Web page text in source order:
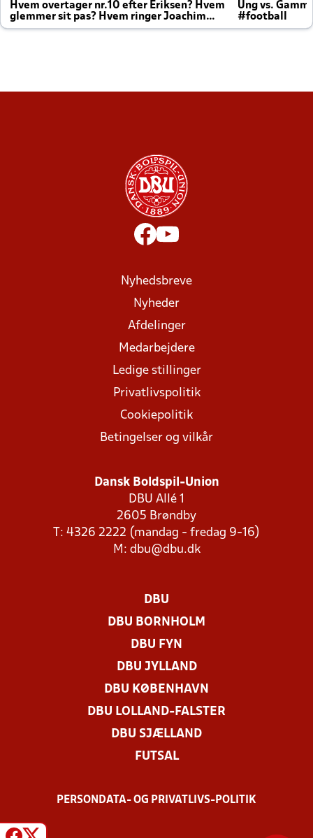
Hvem overtager nr.10 efter Eriksen? Hvem
glemmer sit pas? Hvem ringer Joachim
altid til efter kampe?
Ung vs.
#football
Nyhedsbreve
Nyheder
Afdelinger
Medarbejdere
Ledige stillinger
Privatlivspolitik
Cookiepolitik
Betingelser og vilkår
Dansk Boldspil-Union
DBU Allé 1
2605 Brøndby
T: 4326 2222 (mandag - fredag 9-16)
M: dbu@dbu.dk
DBU
DBU BORNHOLM
DBU FYN
DBU JYLLAND
DBU KØBENHAVN
DBU LOLLAND-FALSTER
DBU SJÆLLAND
FUTSAL
PERSONDATA- OG PRIVATLIVS-POLITIK